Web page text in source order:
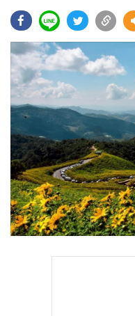
• Green Innovation & SD
•
Management & HR
• MGR Live
• Infographic
• การเมือง
• ท่องเที่ยว
• กีฬา
• ต่างประเทศ
• Special Scoop
• เศรษฐกิจ-ธุรกิจ